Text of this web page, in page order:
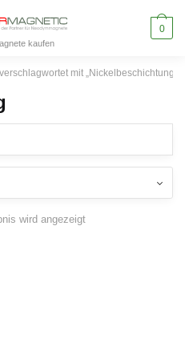
kaufen
0
mit „Nickelbeschichtung“
wird angezeigt